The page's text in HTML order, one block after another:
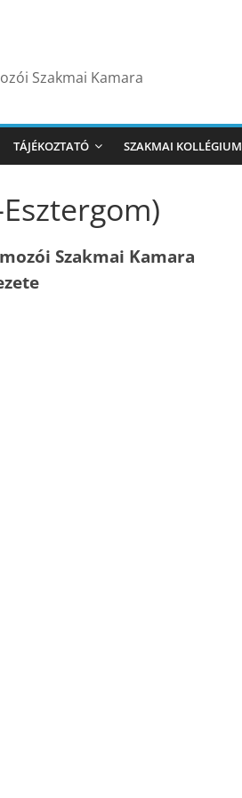
Szakmai Kamara
TÁJÉKOZTATÓ SZAKMAI KOLLÉGIUM
Szakmai Kamara